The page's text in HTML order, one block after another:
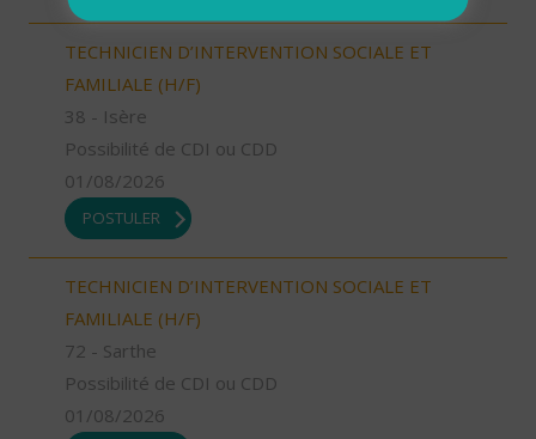
TECHNICIEN D’INTERVENTION SOCIALE ET
FAMILIALE (H/F)
38 - Isère
Possibilité de CDI ou CDD
01/08/2026
POSTULER
TECHNICIEN D’INTERVENTION SOCIALE ET
FAMILIALE (H/F)
72 - Sarthe
Possibilité de CDI ou CDD
01/08/2026